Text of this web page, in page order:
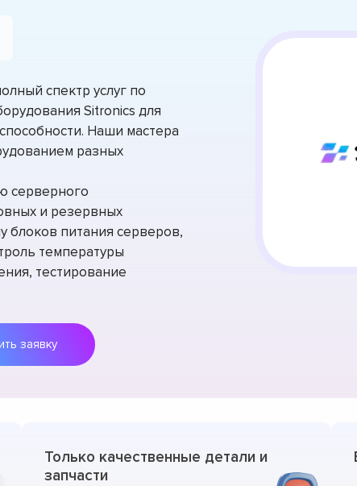
спектр услуг по
Sitronics для
Наши мастера
разных
серверного
и резервных
блоков питания серверов,
температуры
тестирование
Оставить заявку
Только качественные детали и
запчасти